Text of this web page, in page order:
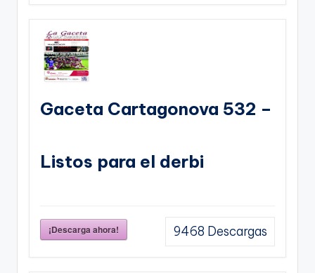
Gaceta Cartagonova 532 –
Listos para el derbi
¡Descarga ahora! 9468 Descargas